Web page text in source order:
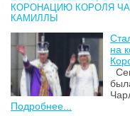
КОРОНАЦИЮ КОРОЛЯ
КАМИЛЛЫ
на
Подробнее...